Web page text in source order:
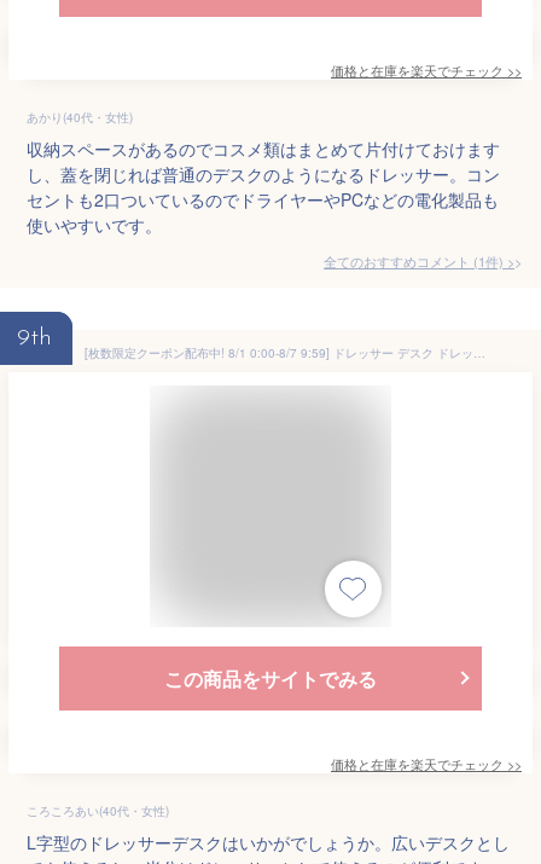
価格と在庫を楽天でチェック >>
あかり(40代・女性)
収納スペースがあるのでコスメ類はまとめて片付けておけます
し、蓋を閉じれば普通のデスクのようになるドレッサー。コン
セントも2口ついているのでドライヤーやPCなどの電化製品も
使いやすいです。
全てのおすすめコメント (1件) >
9th
[枚数限定クーポン配布中! 8/1 0:00-8/7 9:59] ドレッサー デスク ドレッサーデスク ドレッサーテーブル パソコンデスク L字デスク l字型 L字 収納 収納付き 引き出し 学習机 勉強机 タップ収納付き 化粧台 メイク台 鏡台 おしゃれ かわいいコンパクト 木目調 机
この商品をサイトでみる
価格と在庫を楽天でチェック >>
ころころあい(40代・女性)
L字型のドレッサーデスクはいかがでしょうか。広いデスクとし